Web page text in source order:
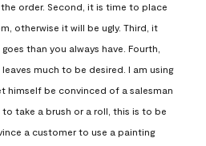
order. Second, it is time to place
otherwise it will be ugly. Third, it
than you always have. Fourth,
much to be desired. I am using
himself be convinced of a salesman
take a brush or a roll, this is to be
a customer to use a painting